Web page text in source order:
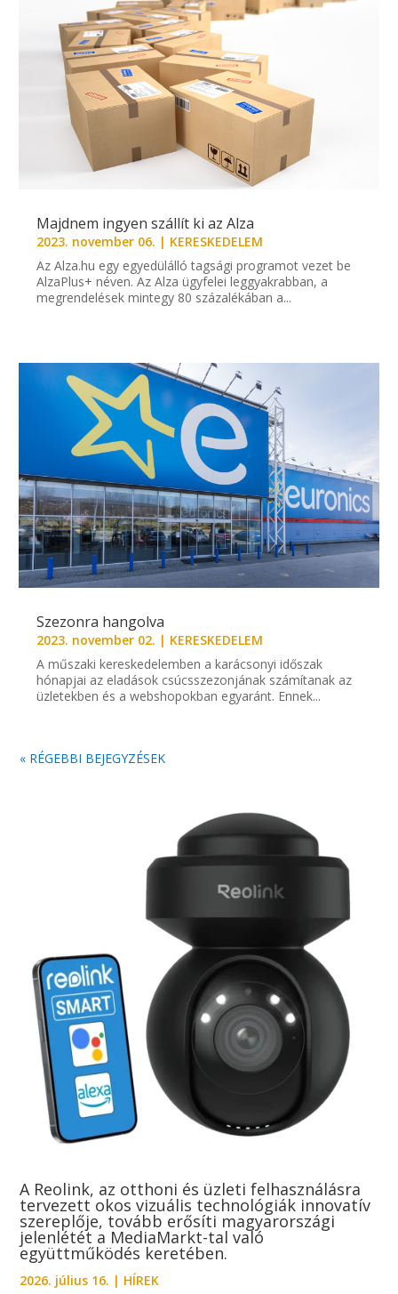
Majdnem ingyen szállít ki az Alza
2023. november 06. | KERESKEDELEM
Az Alza.hu egy egyedülálló tagsági programot vezet be
AlzaPlus+ néven. Az Alza ügyfelei leggyakrabban, a
megrendelések mintegy 80 százalékában a...
Szezonra hangolva
2023. november 02. | KERESKEDELEM
A műszaki kereskedelemben a karácsonyi időszak
hónapjai az eladások csúcsszezonjának számítanak az
üzletekben és a webshopokban egyaránt. Ennek...
« RÉGEBBI BEJEGYZÉSEK
A Reolink, az otthoni és üzleti felhasználásra
tervezett okos vizuális technológiák innovatív
szereplője, tovább erősíti magyarországi
jelenlétét a MediaMarkt-tal való
együttműködés keretében.
2026. július 16. | HÍREK